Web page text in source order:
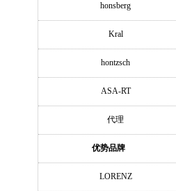
honsberg
Kral
hontzsch
ASA-RT
代理
优势品牌
LORENZ